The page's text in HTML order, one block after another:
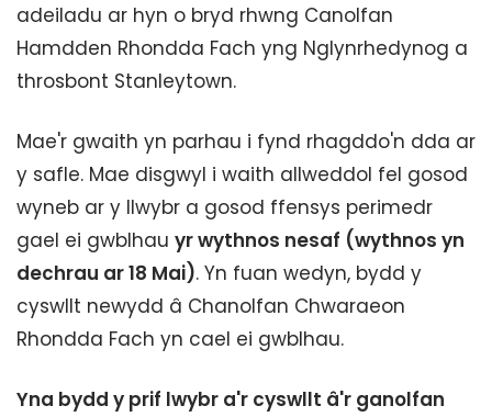
adeiladu ar hyn o bryd rhwng Canolfan
Hamdden Rhondda Fach yng Nglynrhedynog a
throsbont Stanleytown.
Mae'r gwaith yn parhau i fynd rhagddo'n dda ar
y safle. Mae disgwyl i waith allweddol fel gosod
wyneb ar y llwybr a gosod ffensys perimedr
gael ei gwblhau yr wythnos nesaf (wythnos yn
dechrau ar 18 Mai). Yn fuan wedyn, bydd y
cyswllt newydd â Chanolfan Chwaraeon
Rhondda Fach yn cael ei gwblhau.
Yna bydd y prif lwybr a'r cyswllt â'r ganolfan